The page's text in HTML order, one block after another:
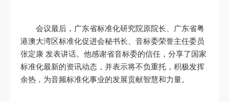
会议最后，广东省标准化研究院原院长、广东省粤
港澳大湾区标准化促进会秘书长、音标委荣誉主任委员
张定康 发表讲话。他感谢省音标委的信任，分享了国家
标准化最新的资讯动态，并表示将不负重托，积极发挥
余热，为音频标准化事业的发展贡献智慧和力量。